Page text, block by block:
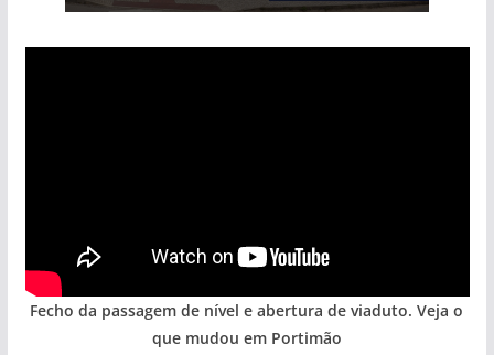
Fecho da passagem de nível e abertura de viaduto. Veja o
que mudou em Portimão